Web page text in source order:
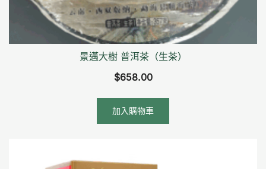
景邁大樹 普洱茶（生茶）
$658.00
加入購物車